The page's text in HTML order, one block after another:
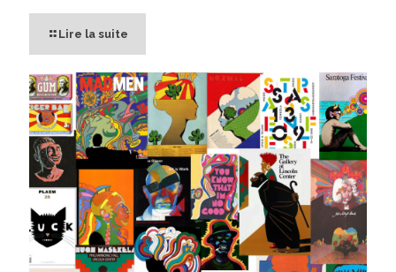
Lire la suite